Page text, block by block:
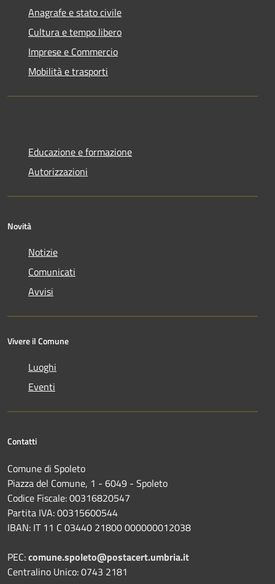
Anagrafe e stato civile
Cultura e tempo libero
Imprese e Commercio
Mobilità e trasporti
Educazione e formazione
Autorizzazioni
Novità
Notizie
Comunicati
Avvisi
Vivere il Comune
Luoghi
Eventi
Contatti
Comune di Spoleto
Piazza del Comune, 1 - 6049 - Spoleto
Codice Fiscale: 00316820547
Partita IVA: 00315600544
IBAN: IT 11 C 03440 21800 000000012038
PEC:comune.spoleto@postacert.umbria.it
Centralino Unico: 0743 2181